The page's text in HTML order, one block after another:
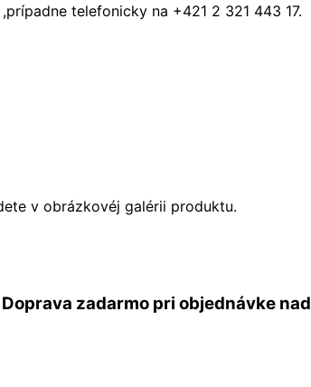
telefonicky na +421 2 321 443 17.
v obrázkovéj galérii produktu.
Doprava zadarmo pri objednávke nad